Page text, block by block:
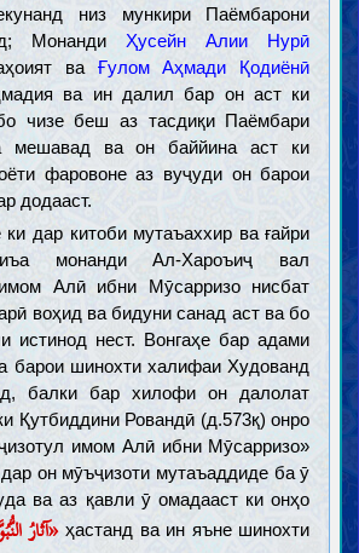
низ мункири Паёмбарони
МонандиҲусейн Алии Нурӣ
ва Ғулом Аҳмади Қодиёнӣ
ва ин далил бар он аст ки
чизе беш аз тасдиқи Паёмбари
мешавад ва он баййина аст ки
фаровоне аз вуҷуди он барои
додааст.
дар китоби мутаъаххир ва ғайри
монанди Ал-Хароъиҷ вал
Алӣ ибни Мӯсарризо нисбат
воҳид ва бидуни санад аст ва бо
истинод нест. Вонгаҳе бар адами
барои шинохти халифаи Худованд
балки бар хилофи он далолат
Қутбиддини Ровандӣ (д.573қ) онро
имом Алӣ ибни Мӯсарризо»
он мӯъҷизоти мутаъаддиде ба ӯ
ва аз қавли ӯ омадааст ки онҳо
«آثارُҳастанд ва ин яъне шинохти